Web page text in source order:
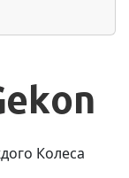
Колеса